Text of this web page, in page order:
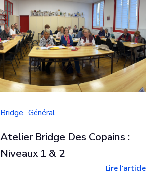
Bridge Général
Atelier Bridge Des Copains :
Niveaux 1 & 2
Lire l'article